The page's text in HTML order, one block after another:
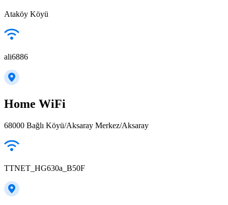
Ataköy Köyü
ali6886
Home WiFi
68000 Bağlı Köyü/Aksaray Merkez/Aksaray
TTNET_HG630a_B50F